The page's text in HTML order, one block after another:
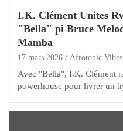
I.K. Clément Unites
"Bella" pi Bruce
Mamba
17 mars 2026 Afrotonic
Avec "Bella", I.K. Clément
powerhouse pour livrer un